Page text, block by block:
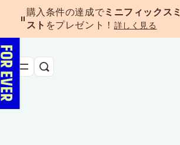
購入条件の達成でミニフィックスミ
スト をプレゼント！ 詳しく見る
検索